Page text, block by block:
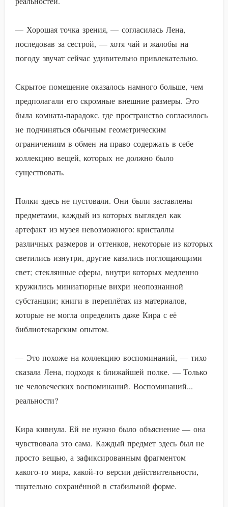
— Хорошая точка зрения, — согласилась Лена,
последовав за сестрой, — хотя чай и жалобы на
погоду звучат сейчас удивительно привлекательно.
Скрытое помещение оказалось намного больше, чем
предполагали его скромные внешние размеры. Это
была комната-парадокс, где пространство согласилось
не подчиняться обычным геометрическим
ограничениям в обмен на право содержать в себе
коллекцию вещей, которых не должно было
существовать.
Полки здесь не пустовали. Они были заставлены
предметами, каждый из которых выглядел как
артефакт из музея невозможного: кристаллы
различных размеров и оттенков, некоторые из которых
светились изнутри, другие казались поглощающими
свет; стеклянные сферы, внутри которых медленно
кружились миниатюрные вихри неопознанной
субстанции; книги в переплётах из материалов,
которые не могла определить даже Кира с её
библиотекарским опытом.
— Это похоже на коллекцию воспоминаний, — тихо
сказала Лена, подходя к ближайшей полке. — Только
не человеческих воспоминаний. Воспоминаний...
реальности?
Кира кивнула. Ей не нужно было объяснение — она
чувствовала это сама. Каждый предмет здесь был не
просто вещью, а зафиксированным фрагментом
какого-то мира, какой-то версии действительности,
тщательно сохранённой в стабильной форме.